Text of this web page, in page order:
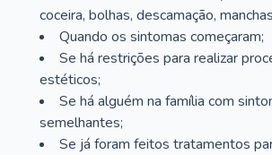
coceira, bolhas, descamação,
Quando os sintomas começaram;
Se há restrições para realizar
estéticos;
Se há alguém na família com
semelhantes;
Se já foram feitos tratamentos